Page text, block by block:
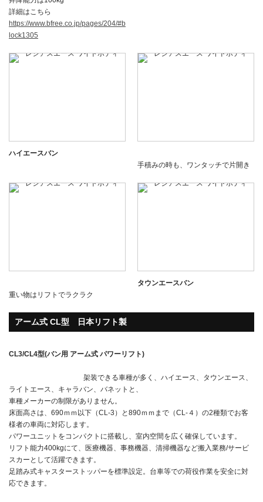
詳細はこちら
https://www.bfree.co.jp/pages/204/#b
lock1305
ハイエースバン
手積みの時も、ワンタッチで片開き
重い物はリフトでラクラク
タウンエースバン
アーム式 CL型 日本リフト製
CL3/CL4型(バン用 アーム式 パワーリフト)
架装できる車種が多く、ハイエース、タウンエース、
ライトエース、キャラバン、バネットと、
車種メーカーの制限がありません。
床面高さは、690ｍｍ以下（CL-3）と890ｍｍまで（CL-４）の2種類でお客
様者の車両に対応します。
パワーユニットをコンパクトに搭載し、室内空間を広く確保しています。
リフト能力400kgにて、医療機器、事務機器、清掃機器など搬入業務/サービ
スカーとして活躍できます。
足踏み式キャスターストッパーを標準設定。台車等での荷役作業を安全に対
応できます。